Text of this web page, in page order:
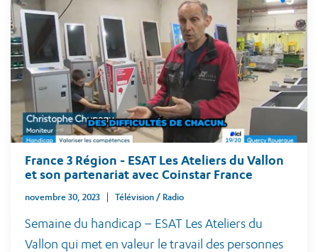
France 3 Région - ESAT Les Ateliers du Vallon
et son partenariat avec Coinstar France
novembre 30, 2023 Télévision / Radio
Semaine du handicap – ESAT Les Ateliers du
Vallon qui met en valeur le travail des personnes